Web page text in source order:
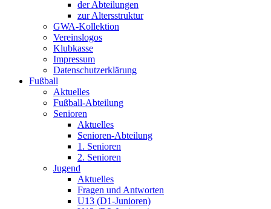
der Abteilungen
zur Altersstruktur
GWA-Kollektion
Vereinslogos
Klubkasse
Impressum
Datenschutzerklärung
Fußball
Aktuelles
Fußball-Abteilung
Senioren
Aktuelles
Senioren-Abteilung
1. Senioren
2. Senioren
Jugend
Aktuelles
Fragen und Antworten
U13 (D1-Junioren)